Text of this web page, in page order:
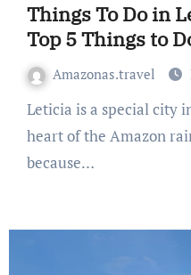
Things To Do in
Top 5 Things to
Amazonas.travel
Leticia is a special city in Colombia, right at the
heart of the Amazon
because…